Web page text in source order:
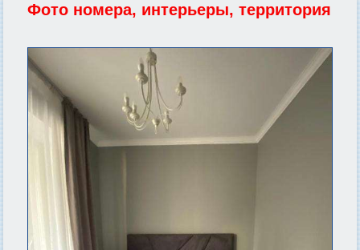
Фото номера, интерьеры, территория